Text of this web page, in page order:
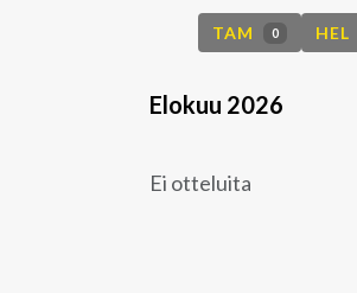
TAM 0 HEL
Elokuu 2026
Ei otteluita